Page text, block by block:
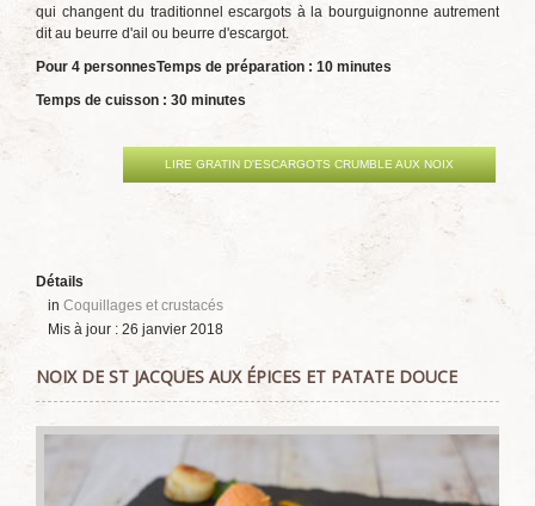
qui changent du traditionnel escargots à la bourguignonne autrement
dit au beurre d'ail ou beurre d'escargot.
Pour 4 personnesTemps de préparation : 10 minutes
Temps de cuisson : 30 minutes
LIRE GRATIN D'ESCARGOTS CRUMBLE AUX NOIX
Détails
in Coquillages et crustacés
Mis à jour : 26 janvier 2018
NOIX DE ST JACQUES AUX ÉPICES ET PATATE DOUCE